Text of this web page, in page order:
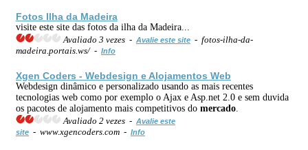
Fotos Ilha da Madeira
visite este site das fotos da ilha da Madeira...
Avaliado 3 vezes - Avalie este site - fotos-ilha-da-
madeira.portais.ws/ - Info
Xgen Coders - Webdesign e Alojamentos Web
Webdesign dinâmico e personalizado usando as mais recentes
tecnologias web como por exemplo o Ajax e Asp.net 2.0 e sem duvida
os pacotes de alojamento mais competitivos do mercado
Avaliado 2 vezes - Avalie este
site - www.xgencoders.com - Info